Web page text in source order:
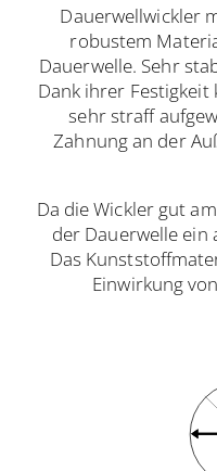
Dauerwellwickler
robustem
Dauerwelle. Sehr
Dank ihrer
sehr straff
Zahnung an der
Da die Wickler gut
der Dauerwelle ein
Das
Einwirkung